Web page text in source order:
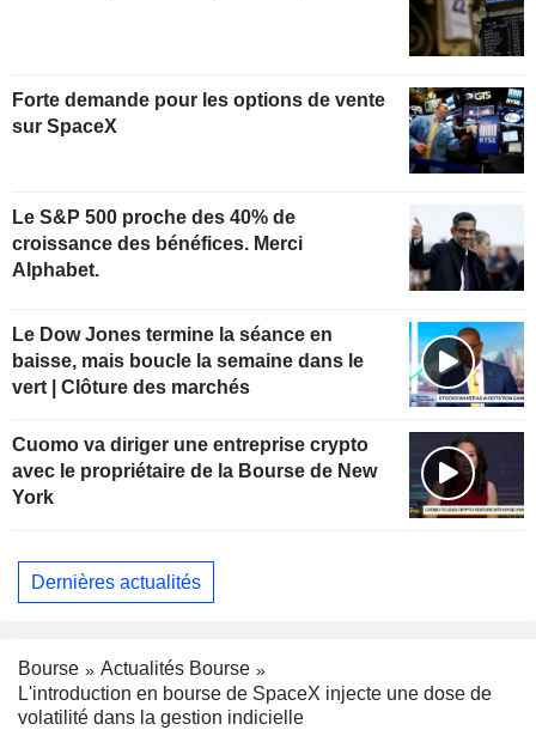
Forte demande pour les options de vente
sur SpaceX
Le S&P 500 proche des 40% de
croissance des bénéfices. Merci
Alphabet.
Le Dow Jones termine la séance en
baisse, mais boucle la semaine dans le
vert | Clôture des marchés
Cuomo va diriger une entreprise crypto
avec le propriétaire de la Bourse de New
York
Dernières actualités
Bourse
Actualités Bourse
L'introduction en bourse de SpaceX injecte une dose de
volatilité dans la gestion indicielle